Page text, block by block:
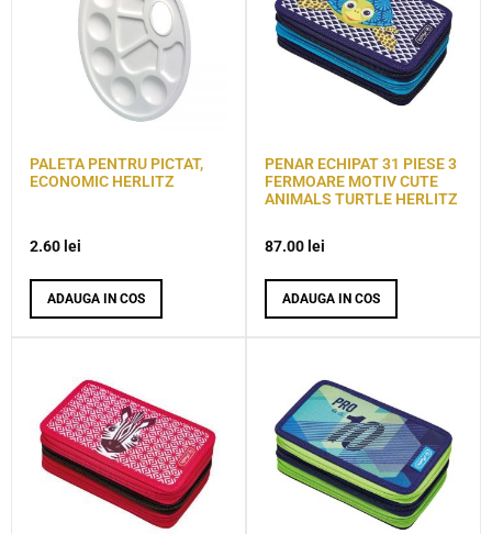
PALETA PENTRU PICTAT,
ECONOMIC HERLITZ
2.60 lei
ADAUGA IN COS
PENAR ECHIPAT 31 PIESE 3
FERMOARE MOTIV CUTE
ANIMALS TURTLE HERLITZ
87.00 lei
ADAUGA IN COS